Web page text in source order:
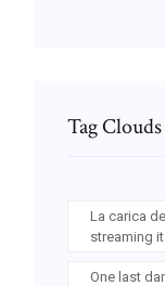
Tag Clouds
La carica
streaming
One last